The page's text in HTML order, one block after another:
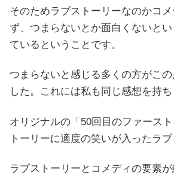
そのためラブストーリーなのかコ
ず、つまらないとか面白くないと
ているということです。
つまらないと感じる多くの方がこ
した。これには私も同じ感想を持ち
オリジナルの「50回目のファース
トーリーに適度の笑いが入ったラブ
ラブストーリーとコメディの要素